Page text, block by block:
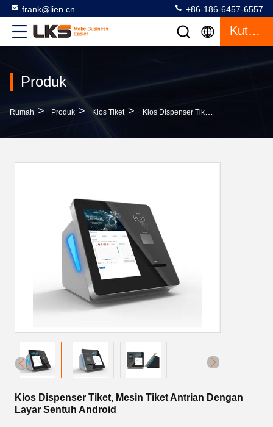
frank@lien.cn +86-186-6457-6557
Kutipan
Produk
Rumah > Produk > Kios Tiket > Kios Dispenser Tiket, Mesin Tiket Antrian Dengan Layar Sentuh Android
Kios Dispenser Tiket, Mesin Tiket Antrian Dengan
Layar Sentuh Android